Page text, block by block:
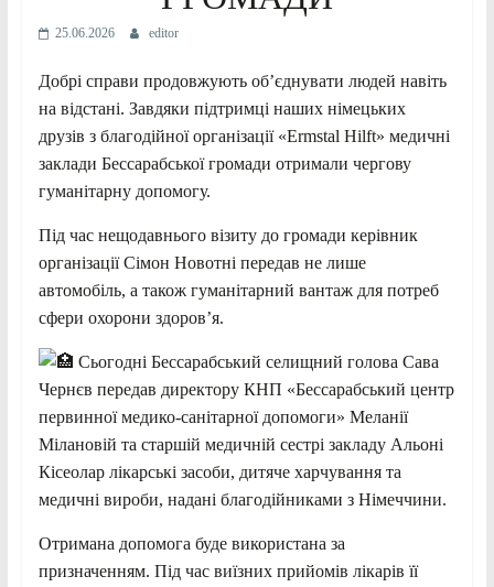
25.06.2026 editor
Добрі справи продовжують об’єднувати людей навіть
на відстані. Завдяки підтримці наших німецьких
друзів з благодійної організації «Ermstal Hilft» медичні
заклади Бессарабської громади отримали чергову
гуманітарну допомогу.
Під час нещодавнього візиту до громади керівник
організації Сімон Новотні передав не лише
автомобіль, а також гуманітарний вантаж для потреб
сфери охорони здоров’я.
Сьогодні Бессарабський селищний голова Сава
Чернєв передав директору КНП «Бессарабський центр
первинної медико-санітарної допомоги» Меланії
Мілановій та старшій медичній сестрі закладу Альоні
Кісеолар лікарські засоби, дитяче харчування та
медичні вироби, надані благодійниками з Німеччини.
Отримана допомога буде використана за
призначенням. Під час виїзних прийомів лікарів її